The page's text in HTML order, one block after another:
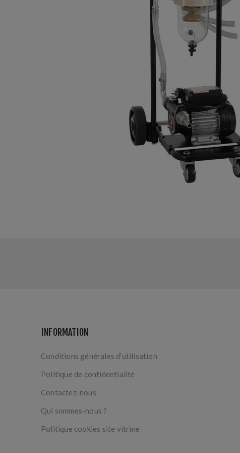
INFORMATION
Conditions générales d'utilisation
Politique de confidentialité
Contactez-nous
Qui sommes-nous ?
Politique cookies site vitrine